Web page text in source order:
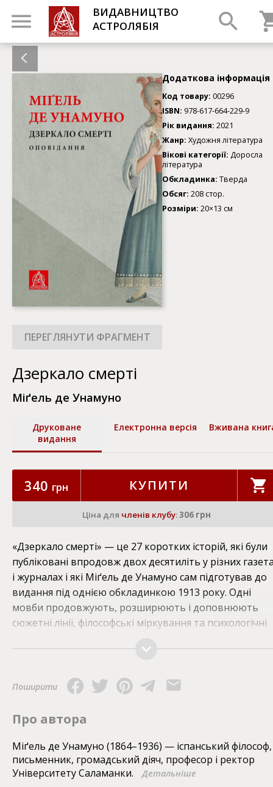
ВИДАВНИЦТВО
АСТРОЛЯБІЯ
Додаткова інформація
Код товару: 00296
ISBN: 978-617-664-229-9
Рік видання: 2021
Жанр: Художня література
Вікові категорії: Доросла
література
Обкладинка: Тверда
Обсяг: 208 стор.
Розміри: 20×13 см
Дзеркало смерті
Міґель де Унамуно
Друковане
видання
340 грн КУПИТИ
Ціна для членів клубу:306 грн
Електронна версія Вживана
«Дзеркало смерті» — це 27 коротких історій, які були
публіковані впродовж двох десятиліть у різних
і журналах і які Міґель де Унамуно сам підготував до
видання під однією обкладинкою 1913 року. Одні
мовби продовжують, розширюють і доповнюють
сюжетні лінії, філософські міркування та психологічні
другі ж дивують несподіваною тематикою чи кутом
одному, а отже — про дійсність і потойбіччя,
сентиментальність і іронію, про дітей і тих, хто на
віку, про любов у її різних проявах. Але є тут і
розмірковування інтелектуала про політику, про
суспільство і врешті про таїнство творчості. Це чи не
найцікавіший путівник по неповторних óбразах та
ідеях великого іспанського письменника і філософа.
Поширити
Про автора
Міґель де Унамуно (1864–1936) — іспанський філософ,
письменник, громадський діяч, професор і ректор
Університету Саламанки.
Детальніше